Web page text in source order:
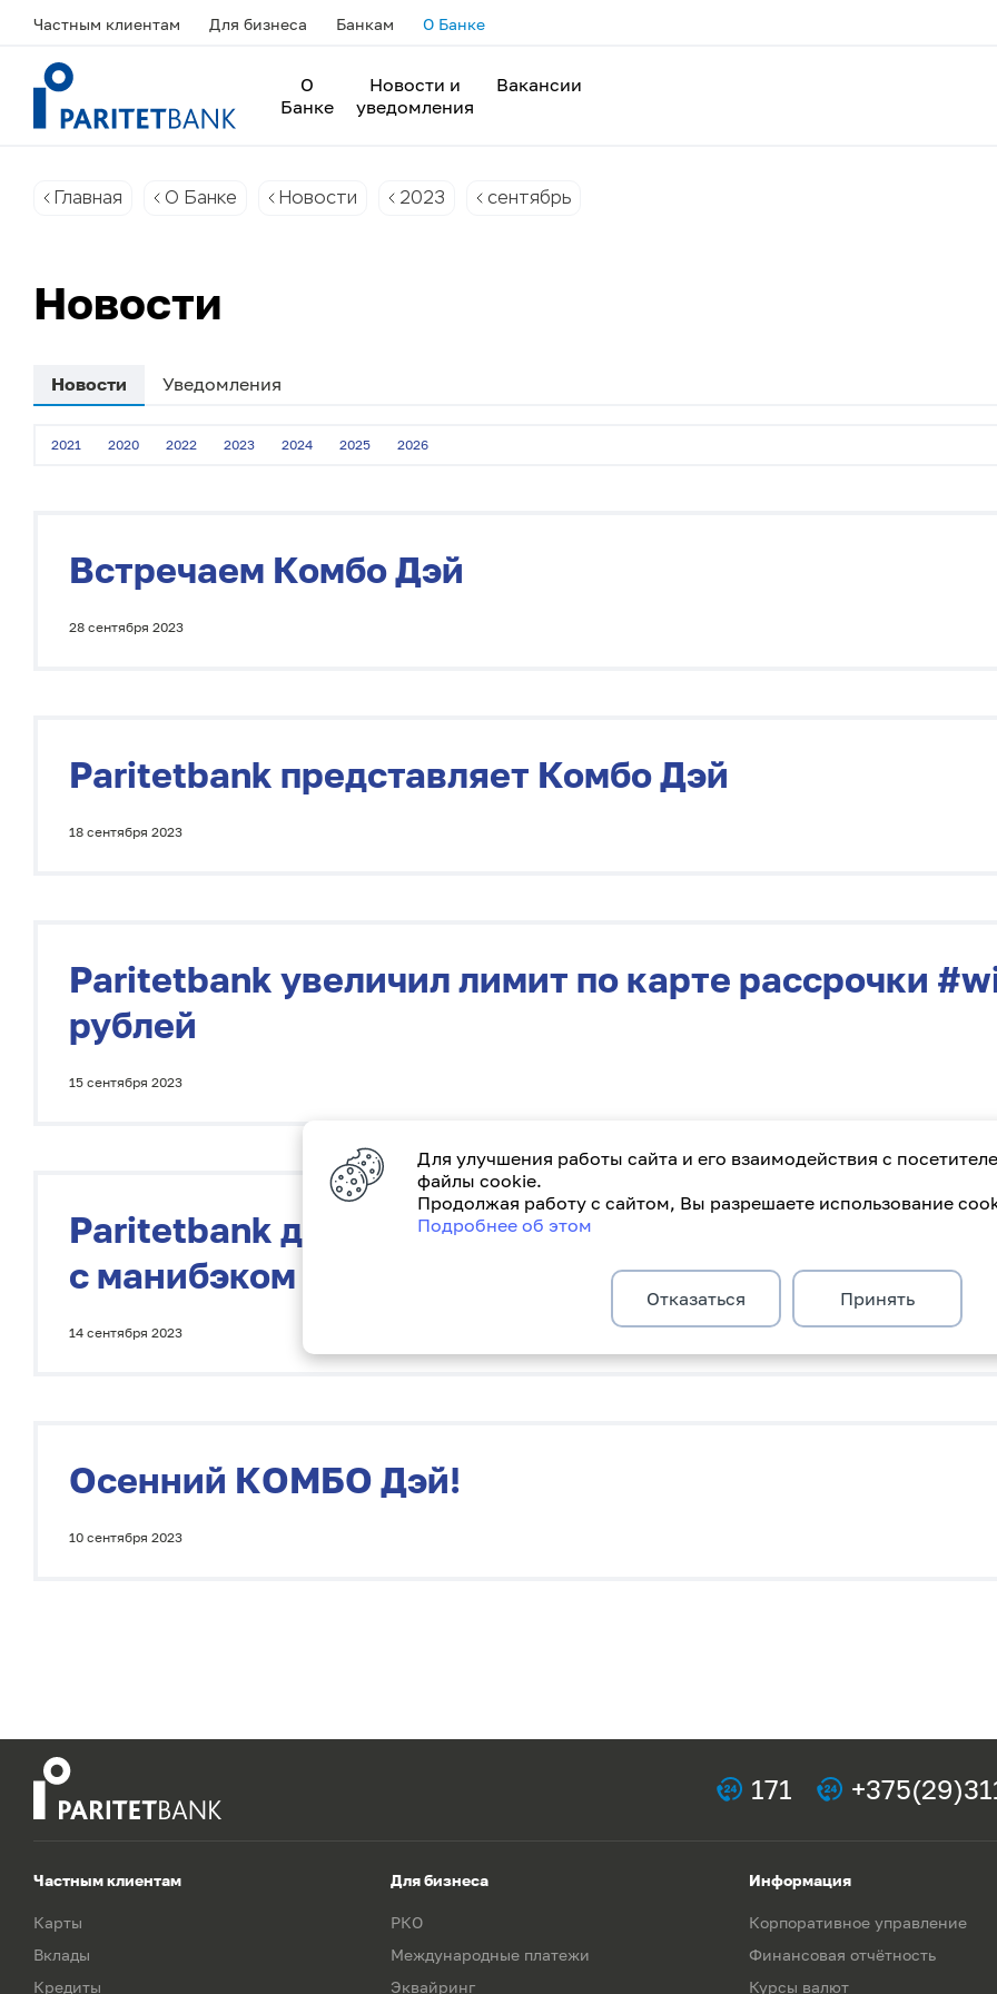
Частным клиентам Для бизнеса Банкам О Банке
О
Банке
Новости и
уведомления
Вакансии
Главная О Банке Новости 2023 сентябрь
Новости
Новости Уведомления
2021 2020 2022 2023 2024 2025 2026
Встречаем Комбо Дэй
28 сентября 2023
Paritetbank представляет Комбо Дэй
18 сентября 2023
Paritetbank увеличил лимит по карте рассрочки
рублей
15 сентября 2023
Paritetbank дарит бесплатное годовое
с манибэком
14 сентября 2023
Осенний КОМБО Дэй!
10 сентября 2023
171
Частным клиентам
Карты
Вклады
Кредиты
Для бизнеса
РКО
Международные платежи
Эквайринг
Информация
Корпоративное управление
Финансовая отчётность
Курсы валют
Для улучшения работы сайта и его взаимодействия с
файлы cookie.
Продолжая работу с сайтом, Вы разрешаете использование
Подробнее об этом
Отказаться Принять